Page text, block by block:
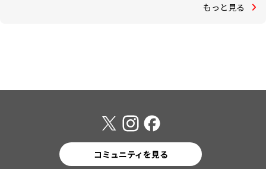
もっと見る
コミュニティを見る